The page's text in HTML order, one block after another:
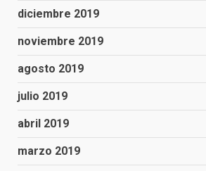
diciembre 2019
noviembre 2019
agosto 2019
julio 2019
abril 2019
marzo 2019